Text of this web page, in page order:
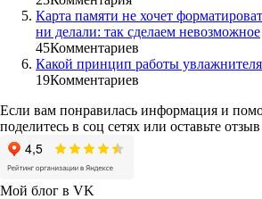
Карта памяти не хочет
ни делали: так сделаем невозможное
45Комментариев
Какой принцип работы увлажнителя
19Комментариев
Если вам понравилась информация и
поделитесь в соц сетях или оставьте
Мой блог в VK